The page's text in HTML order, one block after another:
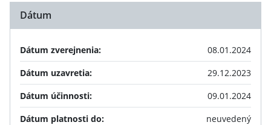
Dátum
Dátum zverejnenia:
08.01.2024
Dátum uzavretia:
29.12.2023
Dátum účinnosti:
09.01.2024
Dátum platnosti do:
neuvedený